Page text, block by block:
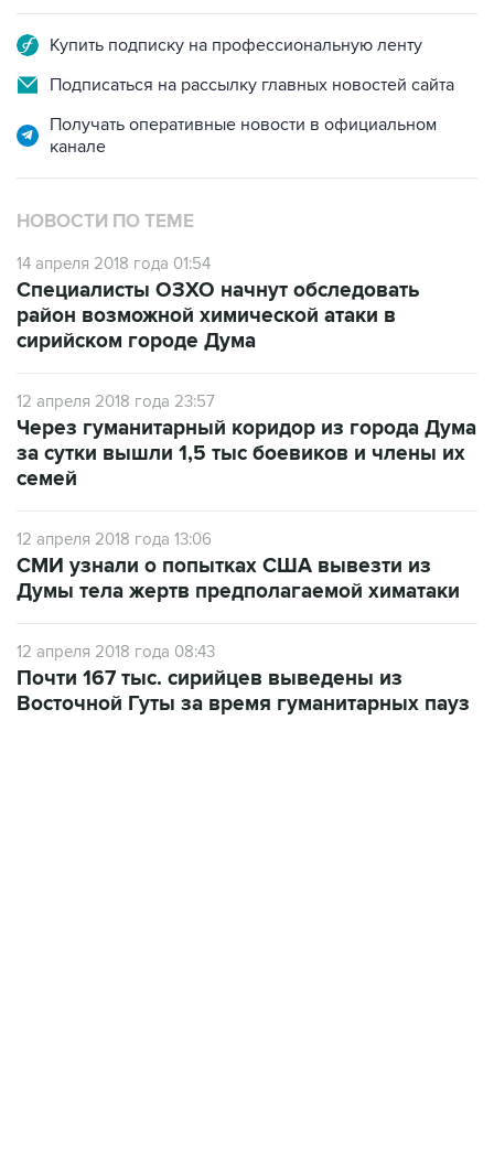
Купить подписку на профессиональную ленту
Подписаться на рассылку главных новостей сайта
Получать оперативные новости в официальном
канале
НОВОСТИ ПО ТЕМЕ
14 апреля 2018 года 01:54
Специалисты ОЗХО начнут обследовать
район возможной химической атаки в
сирийском городе Дума
12 апреля 2018 года 23:57
Через гуманитарный коридор из города Дума
за сутки вышли 1,5 тыс боевиков и члены их
семей
12 апреля 2018 года 13:06
СМИ узнали о попытках США вывезти из
Думы тела жертв предполагаемой химатаки
12 апреля 2018 года 08:43
Почти 167 тыс. сирийцев выведены из
Восточной Гуты за время гуманитарных пауз